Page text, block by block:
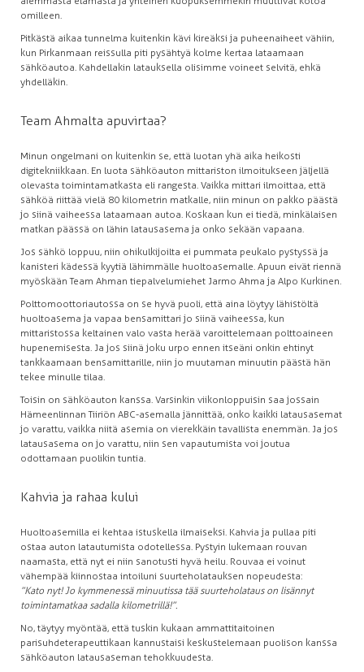
omilleen.
Pitkästä aikaa tunnelma kuitenkin kävi kireäksi ja puheenaiheet vähiin,
kun Pirkanmaan reissulla piti pysähtyä kolme kertaa lataamaan
sähköautoa. Kahdellakin latauksella olisimme voineet selvitä, ehkä
yhdelläkin.
Team Ahmalta apuvirtaa?
Minun ongelmani on kuitenkin se, että luotan yhä aika heikosti
digitekniikkaan. En luota sähköauton mittariston ilmoitukseen jäljellä
olevasta toimintamatkasta eli rangesta. Vaikka mittari ilmoittaa, että
sähköä riittää vielä 80 kilometrin matkalle, niin minun on pakko päästä
jo siinä vaiheessa lataamaan autoa. Koskaan kun ei tiedä, minkälaisen
matkan päässä on lähin latausasema ja onko sekään vapaana.
Jos sähkö loppuu, niin ohikulkijoilta ei pummata peukalo pystyssä ja
kanisteri kädessä kyytiä lähimmälle huoltoasemalle. Apuun eivät riennä
myöskään Team Ahman tiepalvelumiehet Jarmo Ahma ja Alpo Kurkinen.
Polttomoottoriautossa on se hyvä puoli, että aina löytyy lähistöltä
huoltoasema ja vapaa bensamittari jo siinä vaiheessa, kun
mittaristossa keltainen valo vasta herää varoittelemaan polttoaineen
hupenemisesta. Ja jos siinä joku urpo ennen itseäni onkin ehtinyt
tankkaamaan bensamittarille, niin jo muutaman minuutin päästä hän
tekee minulle tilaa.
Toisin on sähköauton kanssa. Varsinkin viikonloppuisin saa jossain
Hämeenlinnan Tiiriön ABC-asemalla jännittää, onko kaikki latausasemat
jo varattu, vaikka niitä asemia on vierekkäin tavallista enemmän. Ja jos
latausasema on jo varattu, niin sen vapautumista voi joutua
odottamaan puolikin tuntia.
Kahvia ja rahaa kului
Huoltoasemilla ei kehtaa istuskella ilmaiseksi. Kahvia ja pullaa piti
ostaa auton latautumista odotellessa. Pystyin lukemaan rouvan
naamasta, että nyt ei niin sanotusti hyvä heilu. Rouvaa ei voinut
vähempää kiinnostaa intoiluni suurteholatauksen nopeudesta:
”Kato nyt! Jo kymmenessä minuutissa tää suurteholataus on lisännyt
toimintamatkaa sadalla kilometrillä!”.
No, täytyy myöntää, että tuskin kukaan ammattitaitoinen
parisuhdeterapeuttikaan kannustaisi keskustelemaan puolison kanssa
sähköauton latausaseman tehokkuudesta.